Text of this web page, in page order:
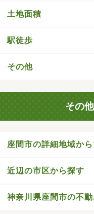
土地面積
駅徒歩
その他
その
座間市の詳細地域か
近辺の市区から探す
神奈川県座間市の不